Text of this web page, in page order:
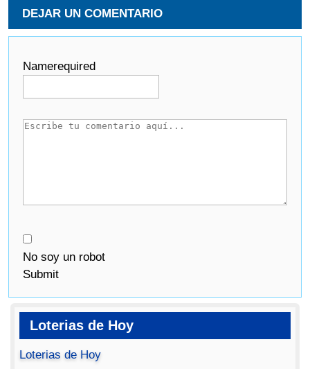
DEJAR UN COMENTARIO
Namerequired
No soy un robot
Submit
Loterias de Hoy
Loterias de Hoy